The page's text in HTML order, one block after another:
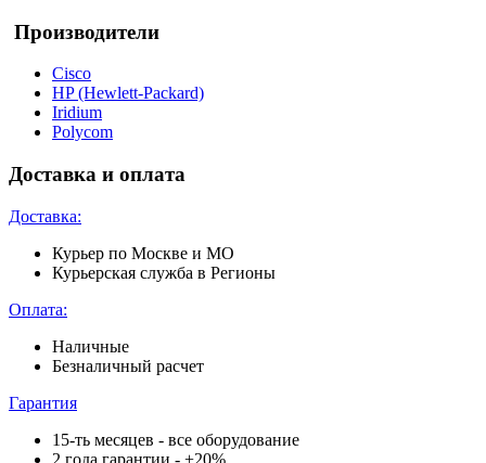
Производители
Cisco
HP (Hewlett-Packard)
Iridium
Polycom
Доставка и оплата
Доставка:
Курьер по Москве и МО
Курьерская служба в Регионы
Оплата:
Наличные
Безналичный расчет
Гарантия
15-ть месяцев - все оборудование
2 года гарантии - +20%